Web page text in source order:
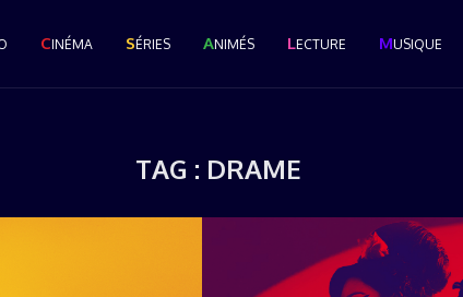
CINÉMA SÉRIES ANIMÉS LECTURE MUSIQUE
TAG : DRAME